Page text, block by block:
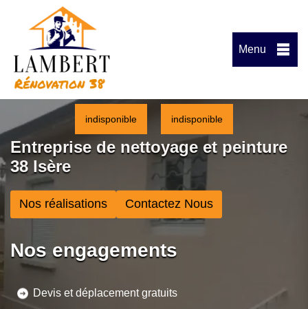
Menu
indisponible indisponible
Entreprise de nettoyage et peinture
38 Isère
Nos réalisations Contactez Nous
Nos engagements
Devis et déplacement gratuits